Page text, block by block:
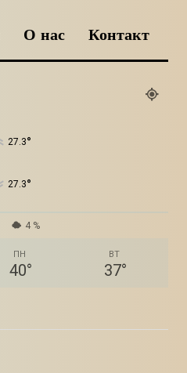
О нас Контакт
27.3°
27.3°
4 %
ПН
40°
ВТ
37°